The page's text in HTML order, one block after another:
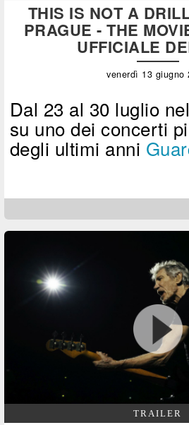
THIS IS NOT A
PRAGUE - THE
UFFICIALE
venerdì 13 giugno
Dal 23 al 30 luglio
su uno dei concerti
degli ultimi anni
TRAILER